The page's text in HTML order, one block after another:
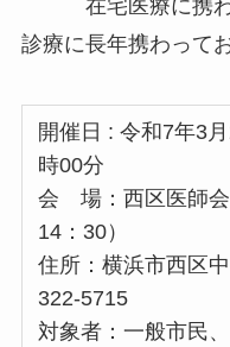
在宅医療に携わ
診療に長年携わって
開催日 : 令和7年3
時00分
会 場：西区医師
14：30）
住所：横浜市西区
322-5715
対象者：一般市民